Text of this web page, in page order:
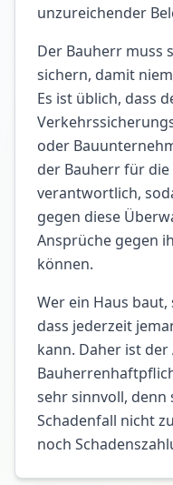
unzureichender
Der Bauherr muss
sichern, damit
Es ist üblich, dass
oder
der Bauherr für
verantwortlich,
gegen diese
Ansprüche gegen
können.
Wer ein Haus
dass jederzeit
kann. Daher ist
sehr sinnvoll,
Schadenfall nicht
noch